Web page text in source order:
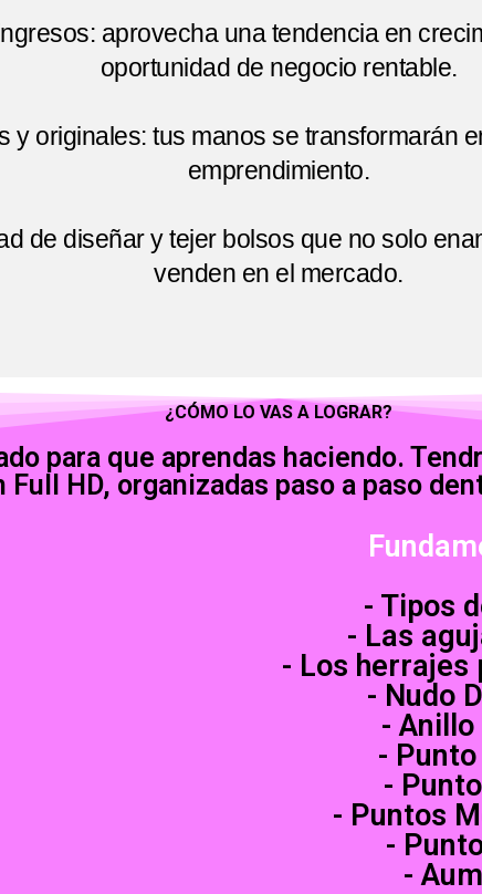
aprovecha una tendencia en
oportunidad de negocio rentable.
y originales: tus manos se transformarán
emprendimiento.
de diseñar y tejer bolsos que no solo
venden en el mercado.
¿CÓMO LO VAS A LOGRAR?
para que aprendas haciendo.
Full HD, organizadas paso a paso
- Tipos
- Las
- Los herrajes
- Nudo
-
-
-
- Puntos
-
-